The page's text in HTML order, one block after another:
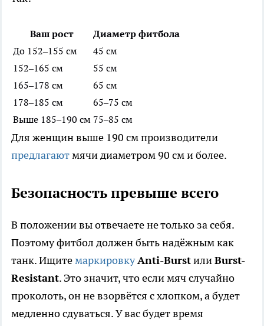
Ваш рост
Диаметр фитбола
До 152–155 см
45 см
152–165 см
55 см
165–178 см
65 см
178–185 см
65–75 см
Выше 185–190 см 75–85 см
Для женщин выше 190 см производители
предлагаютмячи диаметром 90 см и более.
Безопасность превыше всего
В положении вы отвечаете не только за себя.
Поэтому фитбол должен быть надёжным как
танк. ИщитемаркировкуAnti-BurstилиBurst-
Resistant. Это значит, что если мяч случайно
проколоть, он не взорвётся с хлопком, а будет
медленно сдуваться. У вас будет время